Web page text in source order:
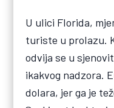
U ulici Florida,
turiste u prolazu.
odvija se u
ikakvog nadzora.
dolara, jer ga je